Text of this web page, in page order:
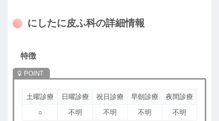
にしたに皮ふ科の詳細情報
特徴
土曜診療 日曜診療 祝日診療 早朝診療
夜間診療
○
不明 不明 不明 不明